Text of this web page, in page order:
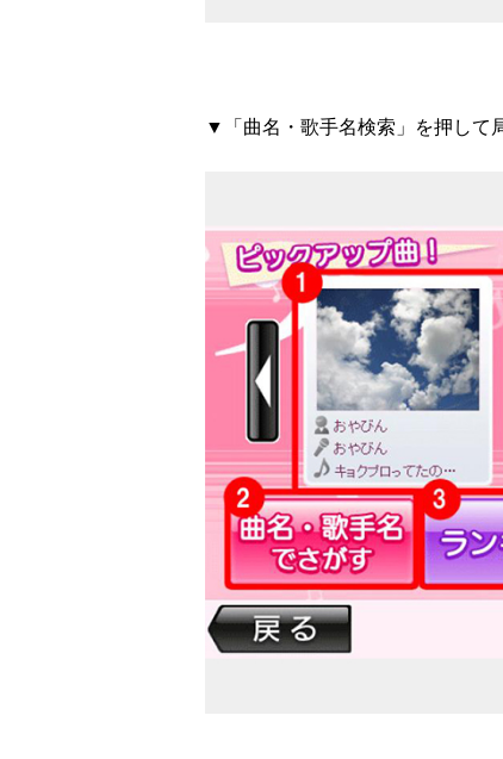
▼「曲名・歌手名検索」を押して